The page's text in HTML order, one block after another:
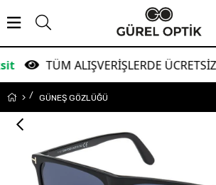
ALIŞVERİŞLERDE ÜCRETSİZ KARGO!
GÜNEŞ GÖZLÜĞÜ